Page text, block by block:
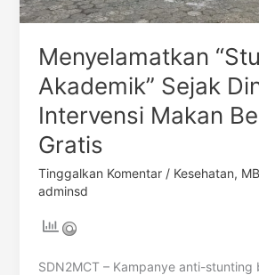
Menyelamatkan
Akademik” Sejak
Intervensi Makan
Gratis
Tinggalkan Komentar / Kesehatan,
adminsd
SDN2MCT – Kampanye anti-stunting